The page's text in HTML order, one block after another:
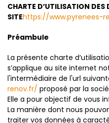
CHARTE D’UTILISATION DES
SITEhttps://www.pyrenees-
Préambule
La présente charte
s’applique au site internet
l'intermédiaire de l'url
renov.fr/ proposé par la
Elle a pour objectif de vous
La manière dont nous
traiter vos données à